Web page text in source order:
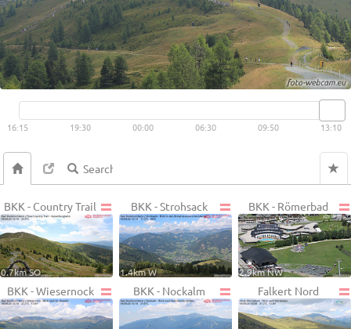
Live video available → View
16:15 19:30 00:00 06:30 09:50 13:10
BKK - Country Trail
0.7km SO
BKK - Strohsack
1.4km W
BKK - Römerbad
2.9km NW
BKK - Wiesernock BKK - Nockalm Falkert Nord